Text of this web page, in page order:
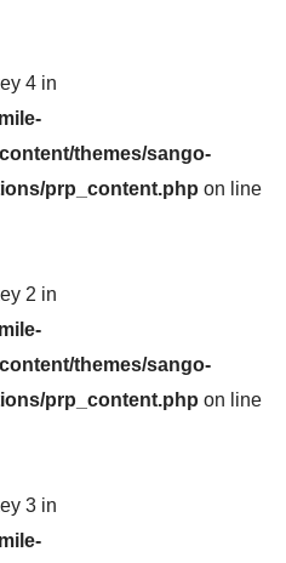
4 in
themes/sango-
prp_content.php on line
2 in
themes/sango-
prp_content.php on line
3 in